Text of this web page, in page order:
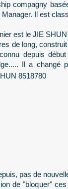
compagny
Manager. Il est
est le JIE
de long,
depuis
Il a changé
pas de
de "bloquer"